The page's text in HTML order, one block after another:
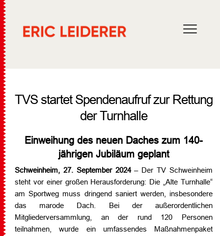
TVS startet Spendenaufruf zur Rettung
der Turnhalle
Einweihung des neuen Daches zum 140-
jährigen Jubiläum geplant
Schweinheim, 27. September 2024– Der TV Schweinheim
steht vor einer großen Herausforderung: Die „Alte Turnhalle“
am Sportweg muss dringend saniert werden, insbesondere
das marode Dach. Bei der außerordentlichen
Mitgliederversammlung, an der rund 120 Personen
teilnahmen, wurde ein umfassendes Maßnahmenpaket